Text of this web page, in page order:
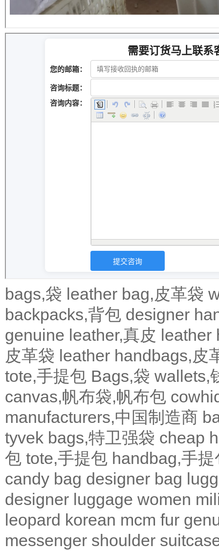
bags,袋 leather bag,皮革袋
backpacks,背包 designer
genuine leather,真皮 leather
皮革袋 leather handbags,皮
tote,手提包 Bags,袋 wallets,
canvas,帆布袋,帆布包
manufacturers,中国制造商
tyvek bags,特卫强袋 cheap
包 tote,手提包 handbag,手提
candy bag designer bag
designer luggage women
leopard korean mcm fur
messenger shoulder